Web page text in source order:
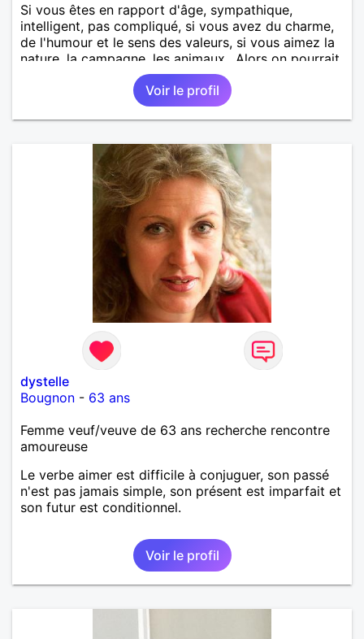
Si vous êtes en rapport d'âge, sympathique,
intelligent, pas compliqué, si vous avez du charme,
de l'humour et le sens des valeurs, si vous aimez la
nature, la campagne, les animaux.. Alors on pourrait
s'entendre, du coup n'hésitez pas à me contacter.
Voir le profil
dystelle
Bougnon - 63 ans
Femme veuf/veuve de 63 ans recherche rencontre
amoureuse
Le verbe aimer est difficile à conjuguer, son passé
n'est pas jamais simple, son présent est imparfait et
son futur est conditionnel.
Voir le profil